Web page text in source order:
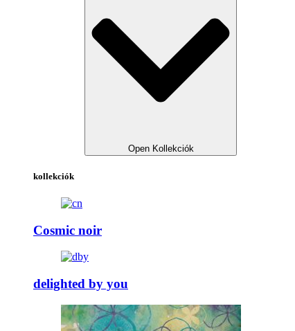
Open Kollekciók
kollekciók
Cosmic noir
delighted by you